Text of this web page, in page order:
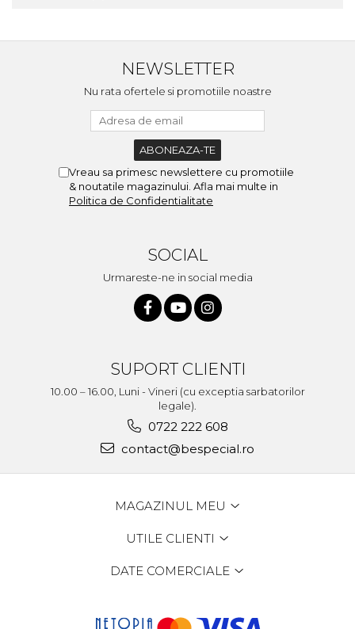
NEWSLETTER
Nu rata ofertele si promotiile noastre
Vreau sa primesc newslettere cu promotiile
& noutatile magazinului. Afla mai multe in
Politica de Confidentialitate
SOCIAL
Urmareste-ne in social media
SUPORT CLIENTI
10.00 – 16.00, Luni - Vineri (cu exceptia sarbatorilor
legale).
0722 222 608
contact@bespecial.ro
MAGAZINUL MEU
UTILE CLIENTI
DATE COMERCIALE